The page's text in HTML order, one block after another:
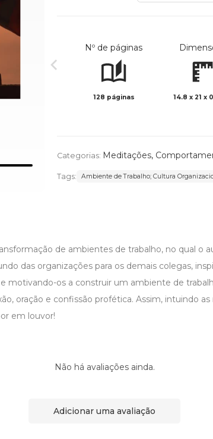
Nº de páginas
128 páginas 14.8 x 21 x
Categorias: Meditações,
Tags: Ambiente de Trabalho; Cultura
de ambientes de trabalho, no qual o
das organizações para os demais colegas,
motivando-os a construir um ambiente de
oração e confissão profética. Assim, intuindo
em louvor!
Não há avaliações ainda.
Adicionar uma avaliação